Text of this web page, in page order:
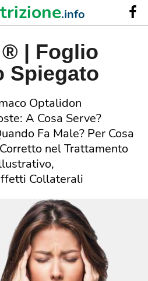
| Foglio
Spiegato
Optalidon
A Cosa Serve?
Fa Male? Per Cosa
nel Trattamento
Collaterali
.info